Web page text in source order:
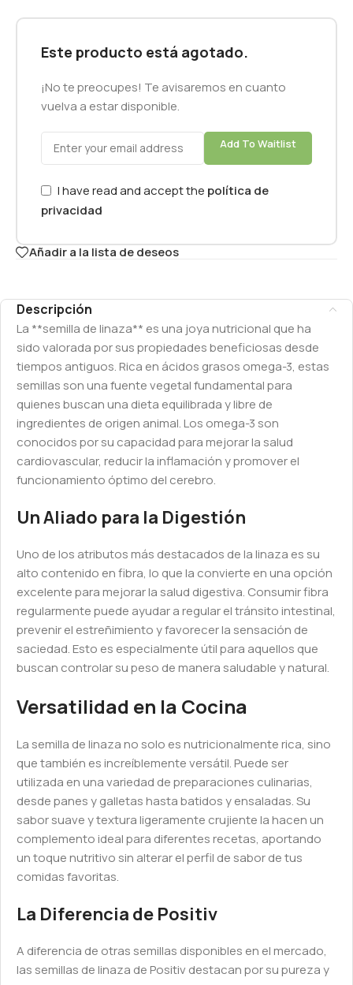
Este producto está agotado.
¡No te preocupes! Te avisaremos en cuanto
vuelva a estar disponible.
Add To Waitlist
I have read and accept the política de
privacidad
Añadir a la lista de deseos
Descripción
La **semilla de linaza** es una joya nutricional que ha
sido valorada por sus propiedades beneficiosas desde
tiempos antiguos. Rica en ácidos grasos omega-3, estas
semillas son una fuente vegetal fundamental para
quienes buscan una dieta equilibrada y libre de
ingredientes de origen animal. Los omega-3 son
conocidos por su capacidad para mejorar la salud
cardiovascular, reducir la inflamación y promover el
funcionamiento óptimo del cerebro.
Un Aliado para la Digestión
Uno de los atributos más destacados de la linaza es su
alto contenido en fibra, lo que la convierte en una opción
excelente para mejorar la salud digestiva. Consumir fibra
regularmente puede ayudar a regular el tránsito intestinal,
prevenir el estreñimiento y favorecer la sensación de
saciedad. Esto es especialmente útil para aquellos que
buscan controlar su peso de manera saludable y natural.
Versatilidad en la Cocina
La semilla de linaza no solo es nutricionalmente rica, sino
que también es increíblemente versátil. Puede ser
utilizada en una variedad de preparaciones culinarias,
desde panes y galletas hasta batidos y ensaladas. Su
sabor suave y textura ligeramente crujiente la hacen un
complemento ideal para diferentes recetas, aportando
un toque nutritivo sin alterar el perfil de sabor de tus
comidas favoritas.
La Diferencia de Positiv
A diferencia de otras semillas disponibles en el mercado,
las semillas de linaza de Positiv destacan por su pureza y